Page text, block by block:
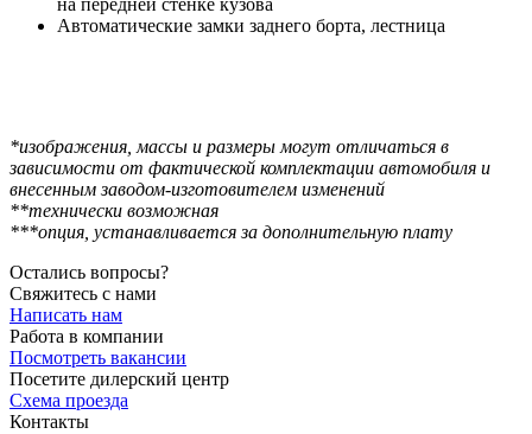
на передней стенке кузова
Автоматические замки заднего борта, лестница
*изображения, массы и размеры могут отличаться в
зависимости от фактической комплектации автомобиля и
внесенным заводом-изготовителем изменений
**технически возможная
***опция, устанавливается за дополнительную плату
Остались вопросы?
Свяжитесь с нами
Написать нам
Работа в компании
Посмотреть вакансии
Посетите дилерский центр
Схема проезда
Контакты